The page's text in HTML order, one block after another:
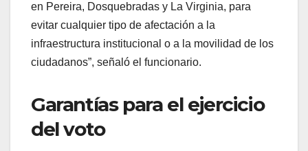
en Pereira, Dosquebradas y La Virginia, para
evitar cualquier tipo de afectación a la
infraestructura institucional o a la movilidad de los
ciudadanos”, señaló el funcionario.
Garantías para el ejercicio
del voto